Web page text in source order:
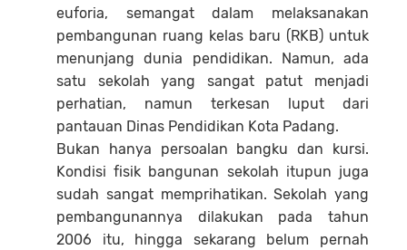
euforia, semangat dalam melaksanakan
pembangunan ruang kelas baru (RKB) untuk
menunjang dunia pendidikan. Namun, ada
satu sekolah yang sangat patut menjadi
perhatian, namun terkesan luput dari
pantauan Dinas Pendidikan Kota Padang.
Bukan hanya persoalan bangku dan kursi.
Kondisi fisik bangunan sekolah itupun juga
sudah sangat memprihatikan. Sekolah yang
pembangunannya dilakukan pada tahun
2006 itu, hingga sekarang belum pernah